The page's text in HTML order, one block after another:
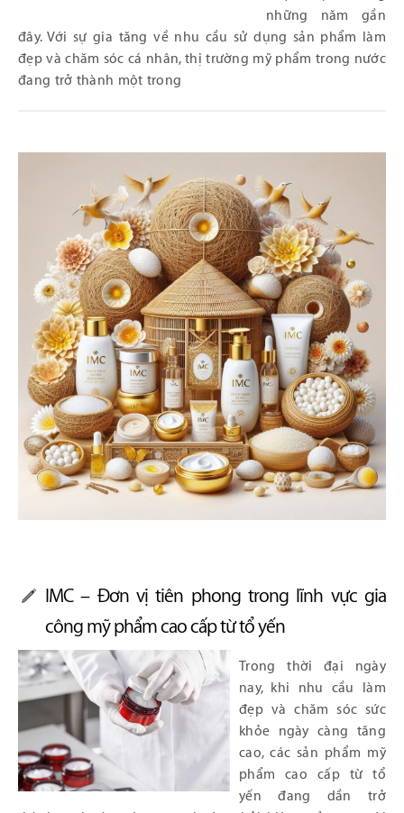
những năm gần
đây. Với sự gia tăng về nhu cầu sử dụng sản phẩm làm
đẹp và chăm sóc cá nhân, thị trường mỹ phẩm trong nước
đang trở thành một trong
IMC – Đơn vị tiên phong trong lĩnh vực gia
công mỹ phẩm cao cấp từ tổ yến
Trong thời đại ngày
nay, khi nhu cầu làm
đẹp và chăm sóc sức
khỏe ngày càng tăng
cao, các sản phẩm mỹ
phẩm cao cấp từ tổ
yến đang dần trở